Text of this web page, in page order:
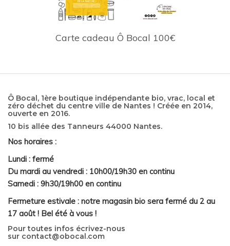
Carte cadeau Ô Bocal 100€
Ô Bocal, 1ère boutique indépendante bio, vrac, local et
zéro déchet du centre ville de Nantes ! Créée en 2014,
ouverte en 2016.
10 bis allée des Tanneurs 44000 Nantes.
Nos horaires :
Lundi : fermé
Du mardi au vendredi : 10h00/19h30 en continu
Samedi : 9h30/19h00 en continu
Fermeture estivale : notre magasin bio sera fermé du 2 au
17 août ! Bel été à vous !
Pour toutes infos écrivez-nous
sur contact@obocal.com